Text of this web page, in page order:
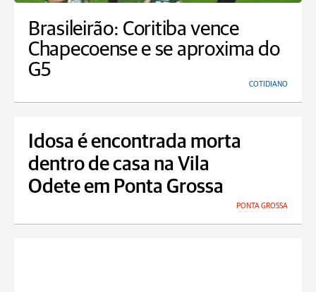
Brasileirão: Coritiba vence
Chapecoense e se aproxima do
G5
COTIDIANO
Idosa é encontrada morta
dentro de casa na Vila
Odete em Ponta Grossa
PONTA GROSSA